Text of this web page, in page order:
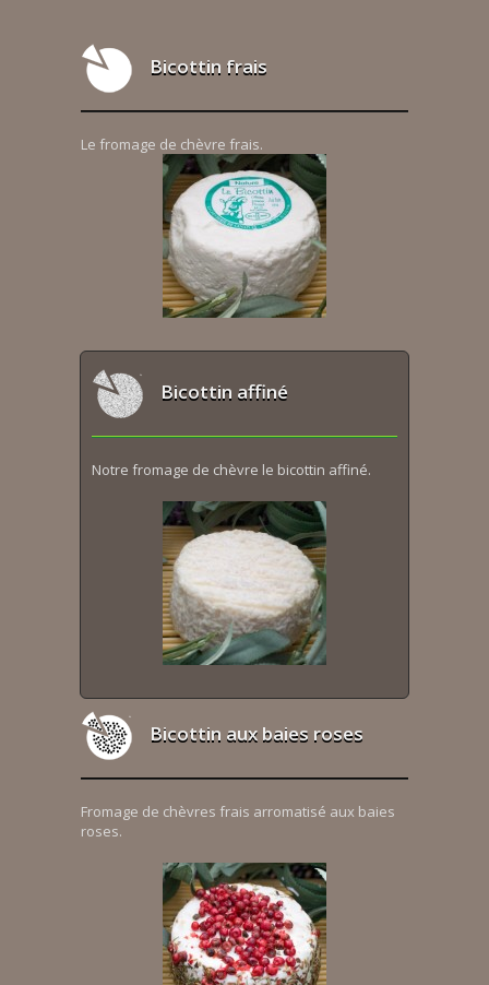
Bicottin frais
Le fromage de chèvre frais.
Bicottin affiné
Notre fromage de chèvre le bicottin affiné.
Bicottin aux baies roses
Fromage de chèvres frais arromatisé aux baies
roses.